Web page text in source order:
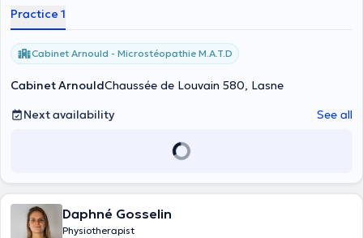
Practice 1
Cabinet Arnould - Microstéopathie M.A.T.D
Cabinet ArnouldChaussée de Louvain 580, Lasne
Next availability
See all
Daphné Gosselin
Physiotherapist